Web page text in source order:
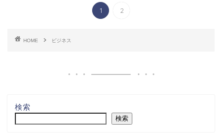
1 2
HOME ビジネス
検索
検索